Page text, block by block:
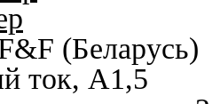
(Беларусь)
ток, A1,5